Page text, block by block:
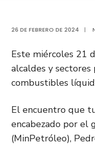
26 DE FEBRERO DE 2024 |
Este miércoles 21
alcaldes y
combustibles
El encuentro que
encabezado por el
(MinPetróleo),